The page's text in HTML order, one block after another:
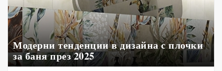
Модерни тенденции в дизайна с плочки
за баня през 2025